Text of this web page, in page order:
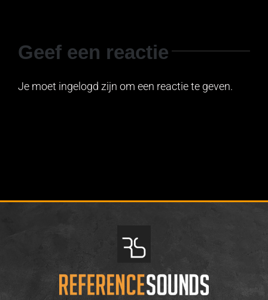
Geef een reactie
Je moet ingelogd zijn om een reactie te geven.